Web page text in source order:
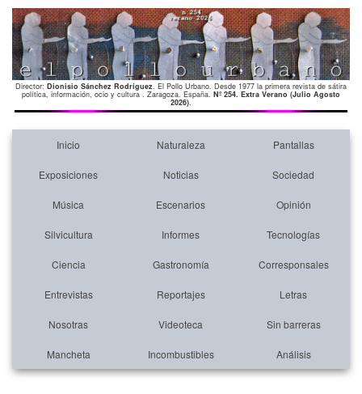
Director: Dionisio Sánchez Rodríguez. El Pollo Urbano. Desde 1977 la primera revista de sátira
política, información, ocio y cultura . Zaragoza. España. Nº 254. Extra Verano (Julio Agosto
2026).
Inicio Naturaleza Pantallas
Exposiciones Noticias Sociedad
Música Escenarios Opinión
Silvicultura Informes Tecnologías
Ciencia Gastronomía Corresponsales
Entrevistas Reportajes Letras
Nosotras Videoteca Sin barreras
Mancheta Incombustibles Análisis